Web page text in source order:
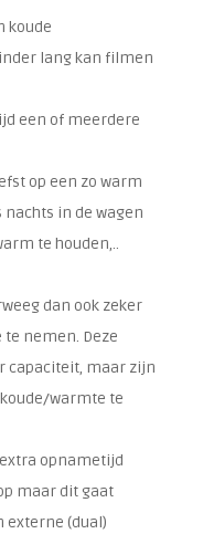
koude
lang kan filmen
een of meerdere
op een zo warm
in de wagen
te houden,..
dan ook zeker
nemen. Deze
capaciteit, maar zijn
warmte te
opnametijd
maar dit gaat
externe (dual)